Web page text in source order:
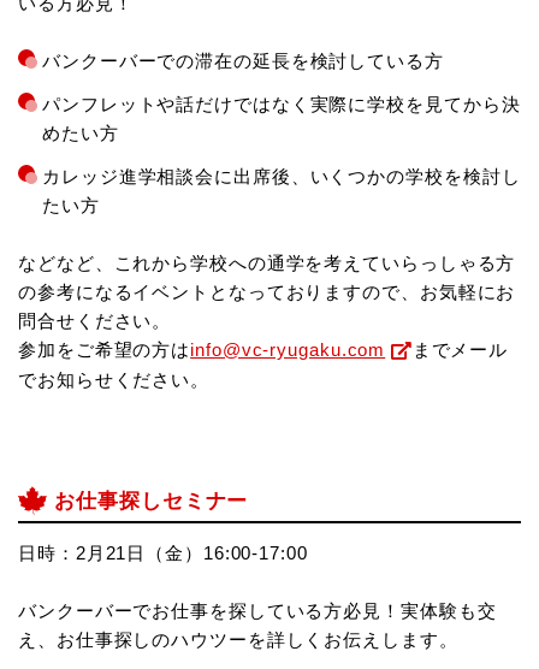
バンクーバーでの滞在の延長を検討している方
パンフレットや話だけではなく実際に学校を見てから決
めたい方
カレッジ進学相談会に出席後、いくつかの学校を検討し
たい方
などなど、これから学校への通学を考えていらっしゃる方
の参考になるイベントとなっておりますので、お気軽にお
問合せください。
参加をご希望の方はinfo@vc-ryugaku.com
までメール
でお知らせください。
お仕事探しセミナー
日時：2月21日（金）16:00-17:00
バンクーバーでお仕事を探している方必見！実体験も交
え、お仕事探しのハウツーを詳しくお伝えします。